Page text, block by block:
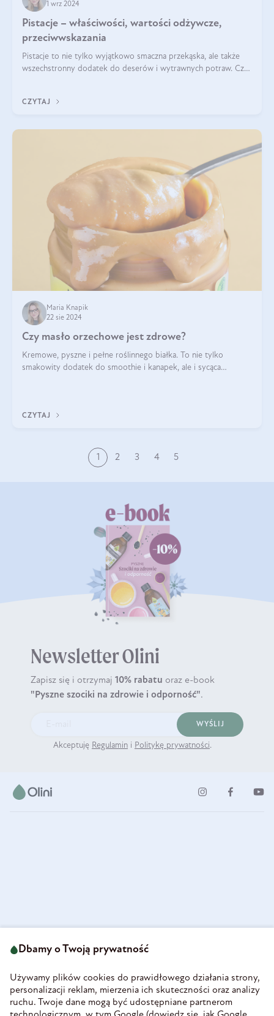
1 wrz 2024
Pistacje – właściwości, wartości odżywcze,
przeciwwskazania
Pistacje to nie tylko wyjątkowo smaczna przekąska, ale także
wszechstronny dodatek do deserów i wytrawnych potraw. Czy
CZYTAJ
Maria Knapik
22 sie 2024
Czy masło orzechowe jest zdrowe?
Kremowe, pyszne i pełne roślinnego białka. To nie tylko
smakowity dodatek do smoothie i kanapek, ale i sycąca
CZYTAJ
1 2 3 4 5
Newsletter Olini
Zapisz się i otrzymaj 10% rabatu oraz e-book
"Pyszne szociki na zdrowie i odporność".
WYŚLIJ
Akceptuję Regulamin i Politykę prywatności.
58-160 Świebodzice
REGON 890213034
INFORMACJE
Dbamy o Twoją prywatność
Używamy plików cookies do prawidłowego działania strony,
personalizacji reklam, mierzenia ich skuteczności oraz analizy
ruchu. Twoje dane mogą być udostępniane partnerom